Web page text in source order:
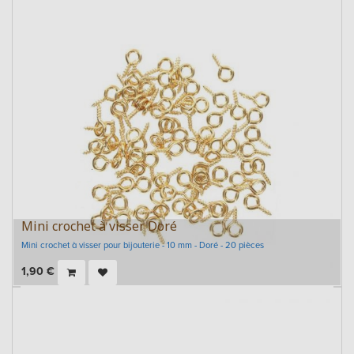
Mini crochet à visser Doré
Mini crochet à visser pour bijouterie - 10 mm - Doré - 20 pièces
1,90 €